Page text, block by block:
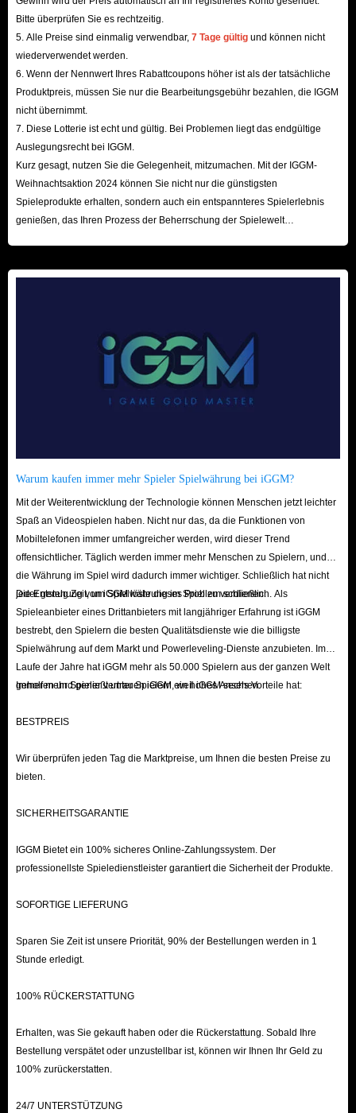
Bitte überprüfen Sie es rechtzeitig.
5. Alle Preise sind einmalig verwendbar, 7 Tage gültig und können nicht
wiederverwendet werden.
6. Wenn der Nennwert Ihres Rabattcoupons höher ist als der tatsächliche
Produktpreis, müssen Sie nur die Bearbeitungsgebühr bezahlen, die IGGM
nicht übernimmt.
7. Diese Lotterie ist echt und gültig. Bei Problemen liegt das endgültige
Auslegungsrecht bei IGGM.
Kurz gesagt, nutzen Sie die Gelegenheit, mitzumachen. Mit der IGGM-
Weihnachtsaktion 2024 können Sie nicht nur die günstigsten
Spieleprodukte erhalten, sondern auch ein entspannteres Spielerlebnis
genießen, das Ihren Prozess der Beherrschung der Spielewelt
Warum kaufen immer mehr Spieler Spielwährung bei iGGM?
Mit der Weiterentwicklung der Technologie können Menschen jetzt leichter
Spaß an Videospielen haben. Nicht nur das, da die Funktionen von
Mobiltelefonen immer umfangreicher werden, wird dieser Trend
offensichtlicher. Täglich werden immer mehr Menschen zu Spielern, und
die Währung im Spiel wird dadurch immer wichtiger. Schließlich hat nicht
jeder genug Zeit, um Spielwährung im Spiel zu verdienen.
Die Entstehung von iGGM löste dieses Problem schließlich. Als
Spieleanbieter eines Drittanbieters mit langjähriger Erfahrung ist iGGM
bestrebt, den Spielern die besten Qualitätsdienste wie die billigste
Spielwährung auf dem Markt und Powerleveling-Dienste anzubieten. Im
Laufe der Jahre hat iGGM mehr als 50.000 Spielern aus der ganzen Welt
geholfen und genießt unter Spielern ein hohes Ansehen.
Immer mehr Spieler vertrauen iGGM, weil iGGM sechs Vorteile hat:
BESTPREIS
Wir überprüfen jeden Tag die Marktpreise, um Ihnen die besten Preise zu
bieten.
SICHERHEITSGARANTIE
IGGM Bietet ein 100% sicheres Online-Zahlungssystem. Der
professionellste Spieledienstleister garantiert die Sicherheit der Produkte.
SOFORTIGE LIEFERUNG
Sparen Sie Zeit ist unsere Priorität, 90% der Bestellungen werden in 1
Stunde erledigt.
100% RÜCKERSTATTUNG
Erhalten, was Sie gekauft haben oder die Rückerstattung. Sobald Ihre
Bestellung verspätet oder unzustellbar ist, können wir Ihnen Ihr Geld zu
100% zurückerstatten.
24/7 UNTERSTÜTZUNG